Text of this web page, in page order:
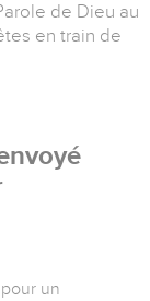
de Dieu au
en train de
un